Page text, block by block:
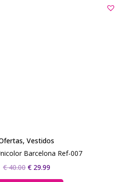
,Vestidos
Barcelona Ref-007
€40.00 €29.99